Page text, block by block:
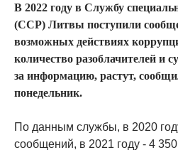
В 2022 году в Службу
(ССР) Литвы поступили
возможных действиях
количество разоблачителей
за информацию, растут,
понедельник.
По данным службы, в 2020
сообщений, в 2021 году - 4